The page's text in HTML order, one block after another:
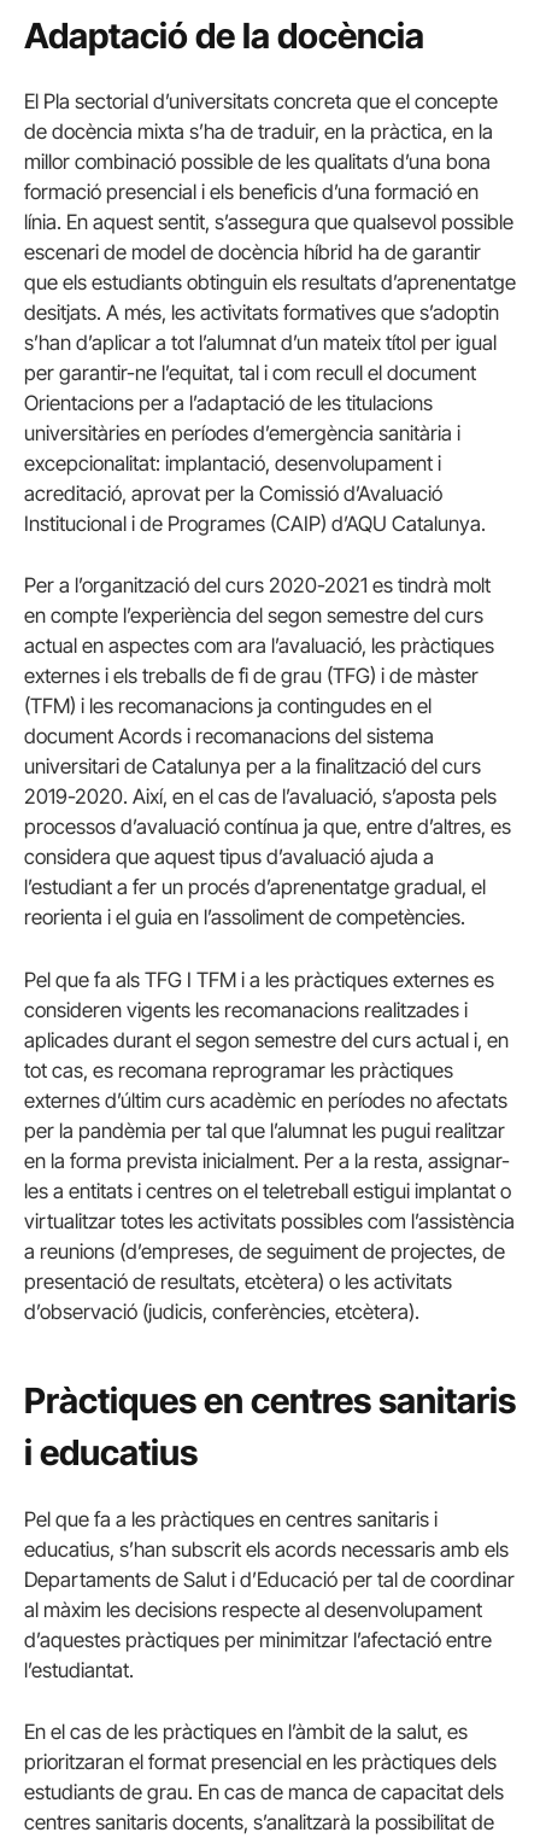
Adaptació de la docència
El Pla sectorial d’universitats concreta que el concepte
de docència mixta s’ha de traduir, en la pràctica, en la
millor combinació possible de les qualitats d’una bona
formació presencial i els beneficis d’una formació en
línia. En aquest sentit, s’assegura que qualsevol possible
escenari de model de docència híbrid ha de garantir
que els estudiants obtinguin els resultats d’aprenentatge
desitjats. A més, les activitats formatives que s’adoptin
s’han d’aplicar a tot l’alumnat d’un mateix títol per igual
per garantir-ne l’equitat, tal i com recull el document
Orientacions per a l’adaptació de les titulacions
universitàries en períodes d’emergència sanitària i
excepcionalitat: implantació, desenvolupament i
acreditació, aprovat per la Comissió d’Avaluació
Institucional i de Programes (CAIP) d’AQU Catalunya.
Per a l’organització del curs 2020-2021 es tindrà molt
en compte l’experiència del segon semestre del curs
actual en aspectes com ara l’avaluació, les pràctiques
externes i els treballs de fi de grau (TFG) i de màster
(TFM) i les recomanacions ja contingudes en el
document Acords i recomanacions del sistema
universitari de Catalunya per a la finalització del curs
2019-2020. Així, en el cas de l’avaluació, s’aposta pels
processos d’avaluació contínua ja que, entre d’altres, es
considera que aquest tipus d’avaluació ajuda a
l’estudiant a fer un procés d’aprenentatge gradual, el
reorienta i el guia en l’assoliment de competències.
Pel que fa als TFG I TFM i a les pràctiques externes es
consideren vigents les recomanacions realitzades i
aplicades durant el segon semestre del curs actual i, en
tot cas, es recomana reprogramar les pràctiques
externes d’últim curs acadèmic en períodes no afectats
per la pandèmia per tal que l’alumnat les pugui realitzar
en la forma prevista inicialment. Per a la resta, assignar-
les a entitats i centres on el teletreball estigui implantat o
virtualitzar totes les activitats possibles com l’assistència
a reunions (d’empreses, de seguiment de projectes, de
presentació de resultats, etcètera) o les activitats
d’observació (judicis, conferències, etcètera).
Pràctiques en centres sanitaris
i educatius
Pel que fa a les pràctiques en centres sanitaris i
educatius, s’han subscrit els acords necessaris amb els
Departaments de Salut i d’Educació per tal de coordinar
al màxim les decisions respecte al desenvolupament
d’aquestes pràctiques per minimitzar l’afectació entre
l’estudiantat.
En el cas de les pràctiques en l’àmbit de la salut, es
prioritzaran el format presencial en les pràctiques dels
estudiants de grau. En cas de manca de capacitat dels
centres sanitaris docents, s’analitzarà la possibilitat de